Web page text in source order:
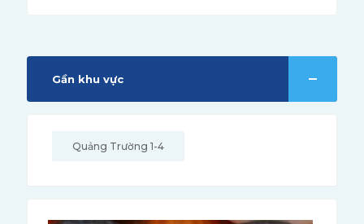
Gần khu vực
Quảng Trường 1-4